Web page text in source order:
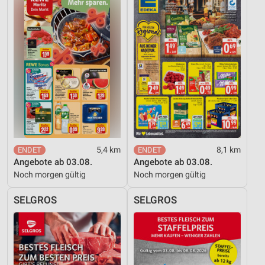
5,4 km
Angebote ab 03.08.
Noch morgen gültig
8,1 km
Angebote ab 03.08.
Noch morgen gültig
SELGROS SELGROS
Notwendig
Performance
Funktional
Werbung